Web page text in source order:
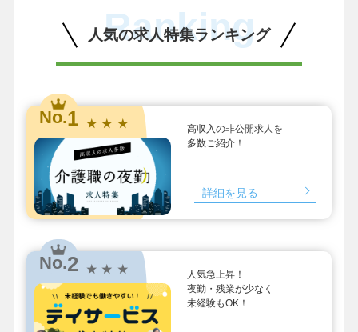
人気の求人特集ランキング
Ranking
No.1 ★ ★ ★
高収入の非公開求人を
多数ご紹介！
詳細を見る
No.2 ★ ★ ★
人気急上昇！
夜勤・残業が少なく
未経験もOK！